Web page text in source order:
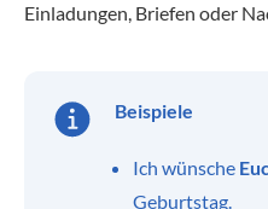
Einladungen, Briefen oder
Beispiele
Ich wünsche
Geburtstag.